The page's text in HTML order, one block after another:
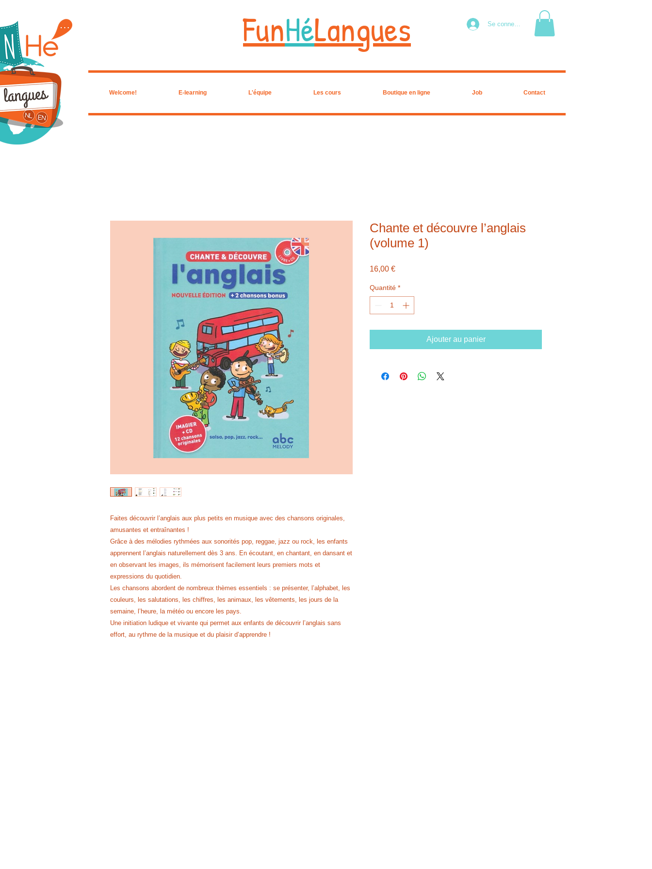
FunHéLangues Se connecter
Welcome! E-learning L'équipe Les cours Boutique en ligne Job Contact
Faites découvrir l’anglais aux plus petits en musique avec des chansons originales,
amusantes et entraînantes !
Grâce à des mélodies rythmées aux sonorités pop, reggae, jazz ou rock, les enfants
apprennent l’anglais naturellement dès 3 ans. En écoutant, en chantant, en dansant et
en observant les images, ils mémorisent facilement leurs premiers mots et
expressions du quotidien.
Les chansons abordent de nombreux thèmes essentiels : se présenter, l’alphabet, les
couleurs, les salutations, les chiffres, les animaux, les vêtements, les jours de la
semaine, l’heure, la météo ou encore les pays.
Une initiation ludique et vivante qui permet aux enfants de découvrir l’anglais sans
effort, au rythme de la musique et du plaisir d’apprendre !
Chante et découvre l’anglais
(volume 1)
16,00 €Prix
Quantité *
Ajouter au panier